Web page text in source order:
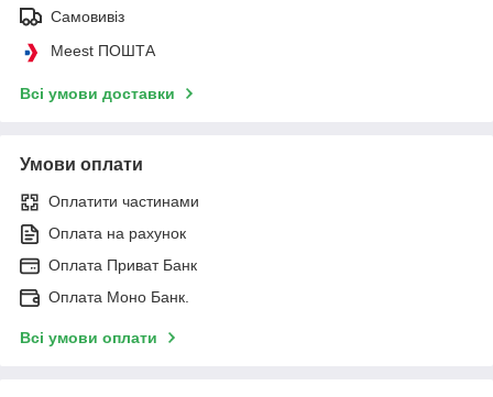
Самовивіз
Meest ПОШТА
Всі умови доставки
Умови оплати
Оплатити частинами
Оплата на рахунок
Оплата Приват Банк
Оплата Моно Банк.
Всі умови оплати